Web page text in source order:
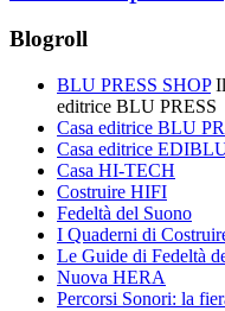
Blogroll
BLU PRESS SHOPIl
editrice BLU PRESS
Casa editrice BLU
Casa editrice
Casa HI-TECH
Costruire HIFI
Fedeltà del Suono
I Quaderni di
Le Guide di Fedeltà
Nuova HERA
Percorsi Sonori: la